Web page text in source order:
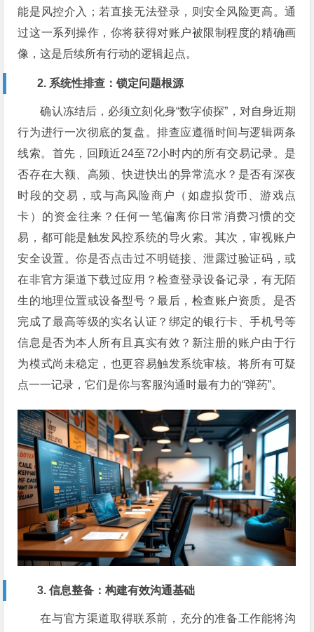
能是风控介入；若直接无法登录，则安全风险更高。通
过这一系列操作，你将获得对账户被限制程度的精确画
像，这是后续所有行动的逻辑起点。
2. 系统性排查：锁定问题根源
确认冻结后，必须立刻化身“数字侦探”，对自身近期
行为进行一次彻底的复盘。排查应遵循时间与逻辑两条
线索。首先，回顾近24至72小时内的所有交易记录。是
否存在大额、高频、快进快出的异常流水？是否有深夜
时段的交易，或与高风险商户（如虚拟货币、游戏点
卡）的资金往来？任何一笔偏离你日常消费习惯的交
易，都可能是触发风控系统的导火索。其次，审视账户
安全设置。你是否点击过不明链接、泄露过验证码，或
在非官方渠道下载过应用？检查登录设备记录，有无陌
生的地理位置或设备型号？最后，检查账户资质。是否
完成了最高等级的实名认证？绑定的银行卡、手机号等
信息是否为本人所有且真实有效？新注册的账户由于行
为模式尚未稳定，也更容易触发系统审核。将所有可疑
点一一记录，它们是你与客服沟通时最有力的“弹药”。
3. 信息整备：构建有效沟通基础
在与官方渠道取得联系前，充分的准备工作能将沟